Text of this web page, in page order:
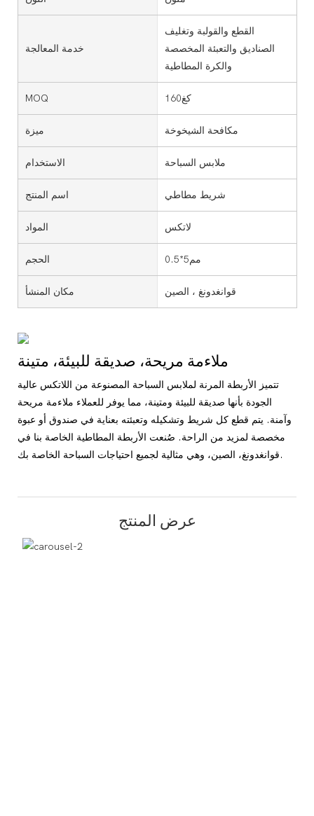
خدمة المعالجة
القطع والقولبة وتغليف
الصناديق والتعبئة المخصصة
والكرة المطاطية
MOQ كغ160
ميزة مكافحة الشيخوخة
الاستخدام ملابس السباحة
اسم المنتج شريط مطاطي
المواد لاتكس
الحجم مم5*0.5
مكان المنشأ قوانغدونغ ، الصين
تتميز الأربطة المرنة لملابس السباحة المصنوعة من اللاتكس عالية
الجودة بأنها صديقة للبيئة ومتينة، مما يوفر للعملاء ملاءمة مريحة
وآمنة. يتم قطع كل شريط وتشكيله وتعبئته بعناية في صندوق أو عبوة
مخصصة لمزيد من الراحة. صُنعت الأربطة المطاطية الخاصة بنا في
قوانغدونغ، الصين، وهي مثالية لجميع احتياجات السباحة الخاصة بك.
عرض المنتج